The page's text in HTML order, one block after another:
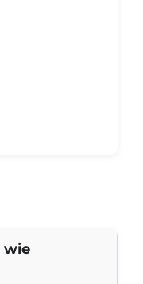
wie